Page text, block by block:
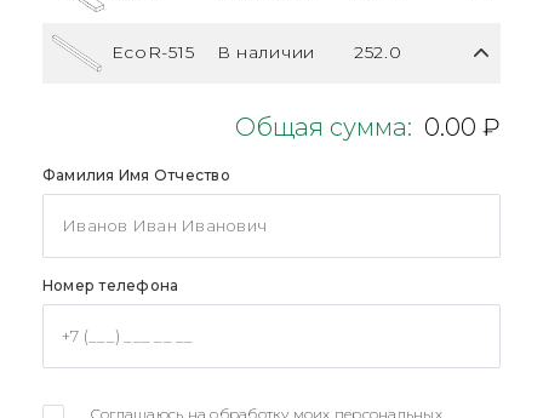
EcoR-515 В наличии 252.0
Общая сумма: 0.00 ₽
Фамилия Имя Отчество
Номер телефона
Соглашаюсь на обработку моих персональных